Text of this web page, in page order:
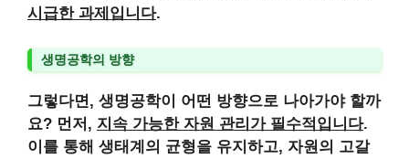
시급한 과제입니다.
생명공학의 방향
그렇다면, 생명공학이 어떤 방향으로 나아가야 할까
요? 먼저, 지속 가능한 자원 관리가 필수적입니다.
이를 통해 생태계의 균형을 유지하고, 자원의 고갈